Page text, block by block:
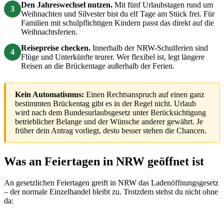
3 Den Jahreswechsel nutzen. Mit fünf Urlaubstagen rund um
Weihnachten und Silvester bist du elf Tage am Stück frei. Für
Familien mit schulpflichtigen Kindern passt das direkt auf die
Weihnachtsferien.
4 Reisepreise checken. Innerhalb der NRW-Schulferien sind
Flüge und Unterkünfte teurer. Wer flexibel ist, legt längere
Reisen an die Brückentage außerhalb der Ferien.
Kein Automatismus: Einen Rechtsanspruch auf einen ganz
bestimmten Brückentag gibt es in der Regel nicht. Urlaub
wird nach dem Bundesurlaubsgesetz unter Berücksichtigung
betrieblicher Belange und der Wünsche anderer gewährt. Je
früher dein Antrag vorliegt, desto besser stehen die Chancen.
Was an Feiertagen in NRW geöffnet ist
An gesetzlichen Feiertagen greift in NRW das Ladenöffnungsgesetz
– der normale Einzelhandel bleibt zu. Trotzdem stehst du nicht ohne
da: